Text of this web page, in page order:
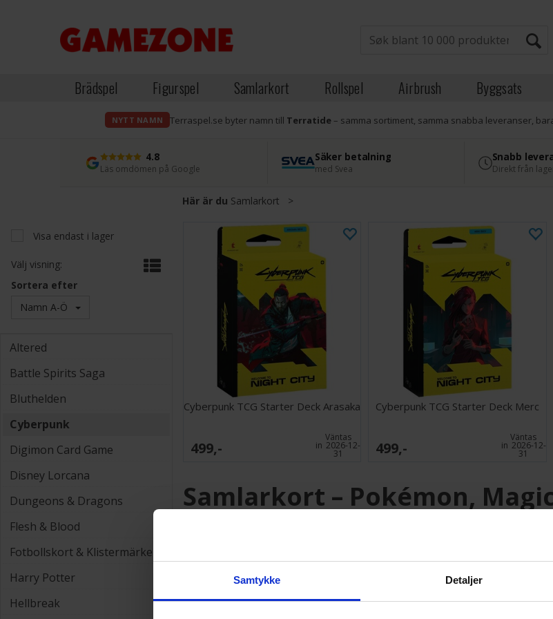
Samtykke Detaljer
Brädspel Figurspel Samlarkort Rollspel Airbrush Byggsats
NYTT NAMN Terraspel.se byter namn till Terratide– samma sortiment, samma snabba leveranser,
4.8
Läs omdömen på Google
Säker betalning
med Svea
Snabb
Direkt från
Här är du Samlarkort >
Visa endast i lager
Välj visning:
Sortera efter
Namn A-Ö
Altered
Battle Spirits Saga
Bluthelden
Cyberpunk
Digimon Card Game
Disney Lorcana
Dungeons & Dragons
Flesh & Blood
Fotbollskort & Klistermärken
Harry Potter
Hellbreak
Cyberpunk TCG Starter Deck Arasaka
499,-
Väntas
in 2026-12-
31
Cyberpunk TCG Starter Deck Merc
499,-
Väntas
in 2026-12-
31
Samlarkort – Pokémon,
Gatheringtillfotbollskort, samt nyare TCG-er somLorcana, Digimon och
så har vi produkterna för dig.
🎴 Populära samlarkort hos oss: